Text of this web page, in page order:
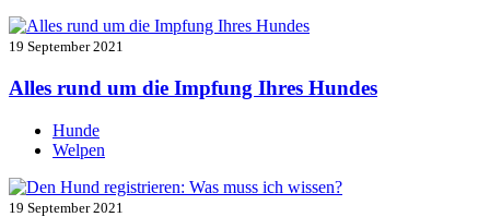
19 September 2021
Alles rund um die Impfung Ihres Hundes
Hunde
Welpen
19 September 2021